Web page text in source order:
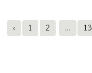
‹ 1 2 ... 13